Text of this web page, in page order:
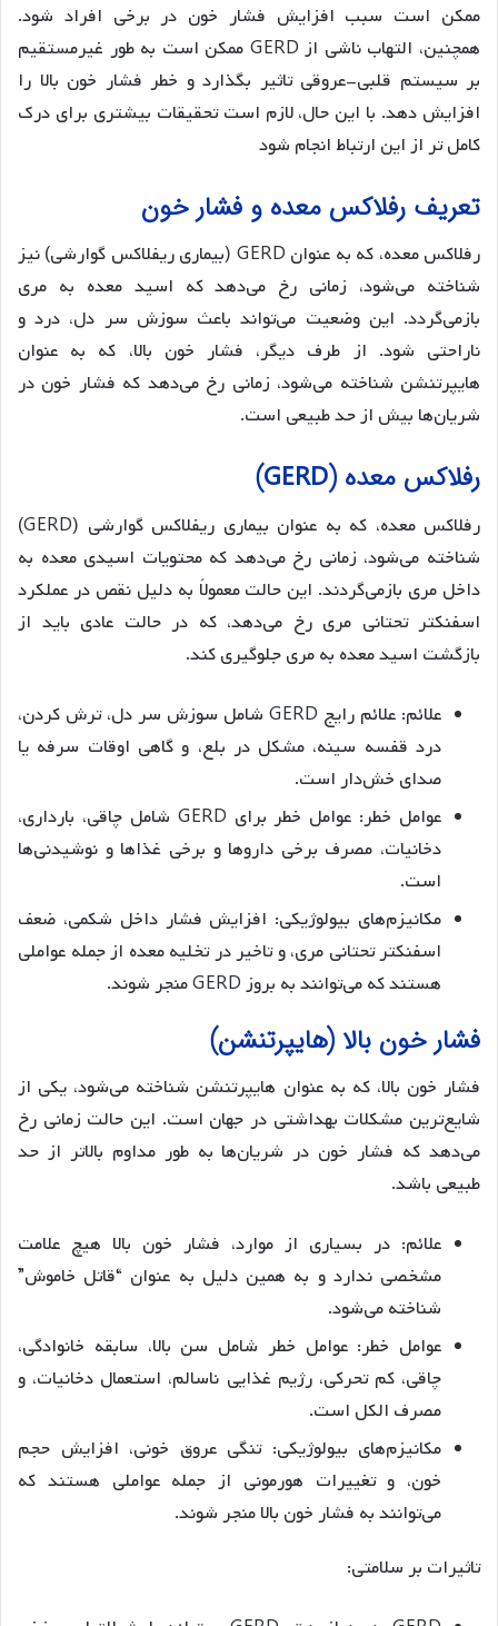
ممکن است سبب افزایش فشار خون در برخی افراد شود.
همچنین، التهاب ناشی از GERD ممکن است به طور غیرمستقیم
بر سیستم قلبی-عروقی تاثیر بگذارد و خطر فشار خون بالا را
افزایش دهد. با این حال، لازم است تحقیقات بیشتری برای درک
کامل تر از این ارتباط انجام شود
تعریف رفلاکس معده و فشار خون
رفلاکس معده، که به عنوان GERD (بیماری ریفلاکس گوارشی) نیز
شناخته می‌شود، زمانی رخ می‌دهد که اسید معده به مری
بازمی‌گردد. این وضعیت می‌تواند باعث سوزش سر دل، درد و
ناراحتی شود. از طرف دیگر، فشار خون بالا، که به عنوان
هایپرتنشن شناخته می‌شود، زمانی رخ می‌دهد که فشار خون در
شریان‌ها بیش از حد طبیعی است.
رفلاکس معده (GERD
)
رفلاکس معده، که به عنوان بیماری ریفلاکس گوارشی (GERD)
شناخته می‌شود، زمانی رخ می‌دهد که محتویات اسیدی معده به
داخل مری بازمی‌گردند. این حالت معمولاً به دلیل نقص در عملکرد
اسفنکتر تحتانی مری رخ می‌دهد، که در حالت عادی باید از
بازگشت اسید معده به مری جلوگیری کند.
علائم: علائم رایج GERD شامل سوزش سر دل، ترش کردن،
درد قفسه سینه، مشکل در بلع، و گاهی اوقات سرفه یا
صدای خش‌دار است.
عوامل خطر: عوامل خطر برای GERD شامل چاقی، بارداری،
دخانیات، مصرف برخی داروها و برخی غذاها و نوشیدنی‌ها
است.
مکانیزم‌های بیولوژیکی: افزایش فشار داخل شکمی، ضعف
اسفنکتر تحتانی مری، و تاخیر در تخلیه معده از جمله عواملی
هستند که می‌توانند به بروز GERD منجر شوند.
فشار خون بالا (هایپرتنشن)
فشار خون بالا، که به عنوان هایپرتنشن شناخته می‌شود، یکی از
شایع‌ترین مشکلات بهداشتی در جهان است. این حالت زمانی رخ
می‌دهد که فشار خون در شریان‌ها به طور مداوم بالاتر از حد
طبیعی باشد.
علائم: در بسیاری از موارد، فشار خون بالا هیچ علامت
مشخصی ندارد و به همین دلیل به عنوان “قاتل خاموش”
شناخته می‌شود.
عوامل خطر: عوامل خطر شامل سن بالا، سابقه خانوادگی،
چاقی، کم تحرکی، رژیم غذایی ناسالم، استعمال دخانیات، و
مصرف الکل است.
مکانیزم‌های بیولوژیکی: تنگی عروق خونی، افزایش حجم
خون، و تغییرات هورمونی از جمله عواملی هستند که
می‌توانند به فشار خون بالا منجر شوند.
تاثیرات بر سلامتی: